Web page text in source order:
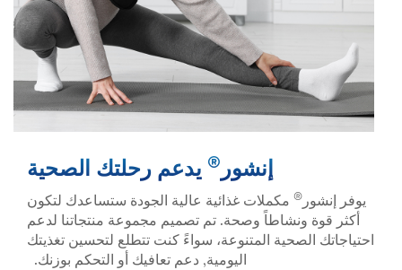
إنشور ® يدعم رحلتك الصحية
يوفر إنشور ® مكملات غذائية عالية الجودة ستساعدك لتكون
أكثر قوة ونشاطاً وصحة. تم تصميم مجموعة منتجاتنا لدعم
احتياجاتك الصحية المتنوعة، سواءً كنت تتطلع لتحسين تغذيتك
اليومية, دعم تعافيك أو التحكم بوزنك.